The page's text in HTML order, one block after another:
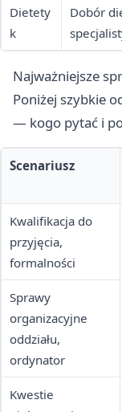
Dietety
k
Dobór
Najważniejsze
Poniżej szybkie
— kogo pytać i
Scenariusz
Kwalifikacja do
przyjęcia,
formalności
Sprawy
organizacyjne
oddziału,
ordynator
Kwestie